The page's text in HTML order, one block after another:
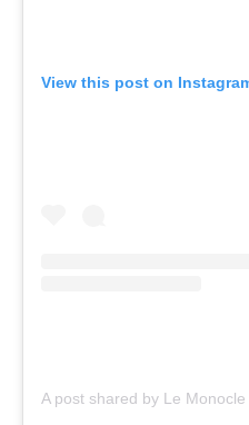
View this post on